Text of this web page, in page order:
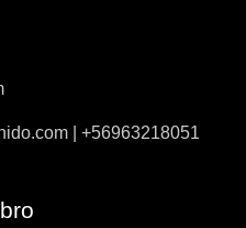
| +56963218051